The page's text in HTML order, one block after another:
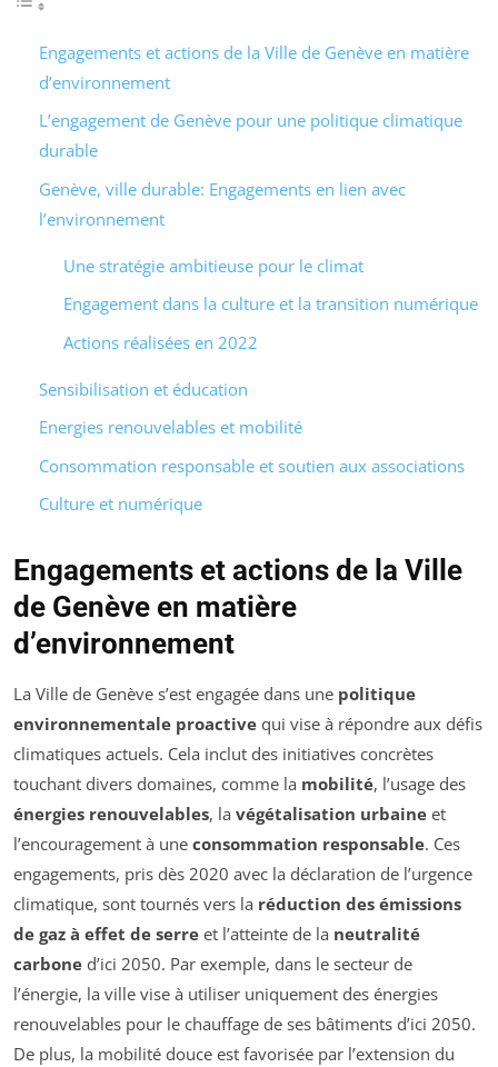
Engagements et actions de la Ville de Genève en matière
d’environnement
L’engagement de Genève pour une politique climatique
durable
Genève, ville durable: Engagements en lien avec
l’environnement
Une stratégie ambitieuse pour le climat
Engagement dans la culture et la transition numérique
Actions réalisées en 2022
Sensibilisation et éducation
Energies renouvelables et mobilité
Consommation responsable et soutien aux associations
Culture et numérique
Engagements et actions de la Ville
de Genève en matière
d’environnement
La Ville de Genève s’est engagée dans une politique
environnementale proactive qui vise à répondre aux défis
climatiques actuels. Cela inclut des initiatives concrètes
touchant divers domaines, comme la mobilité, l’usage des
énergies renouvelables, la végétalisation urbaine et
l’encouragement à une consommation responsable. Ces
engagements, pris dès 2020 avec la déclaration de l’urgence
climatique, sont tournés vers la réduction des émissions
de gaz à effet de serre et l’atteinte de la neutralité
carbone d’ici 2050. Par exemple, dans le secteur de
l’énergie, la ville vise à utiliser uniquement des énergies
renouvelables pour le chauffage de ses bâtiments d’ici 2050.
De plus, la mobilité douce est favorisée par l’extension du